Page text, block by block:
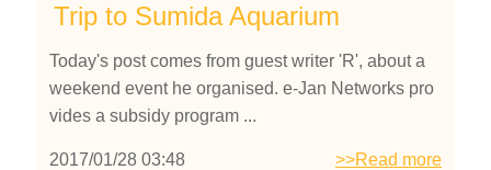
Trip to Sumida Aquarium
Today's post comes from guest writer 'R', about a
weekend event he organised. e-Jan Networks pro
vides a subsidy program ...
2017/01/28 03:48 >>Read more